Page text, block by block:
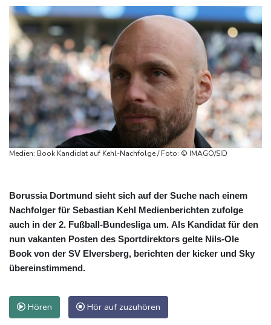
Medien: Book Kandidat auf Kehl-Nachfolge / Foto: © IMAGO/SID
Borussia Dortmund sieht sich auf der Suche nach einem
Nachfolger für Sebastian Kehl Medienberichten zufolge
auch in der 2. Fußball-Bundesliga um. Als Kandidat für den
nun vakanten Posten des Sportdirektors gelte Nils-Ole
Book von der SV Elversberg, berichten der kicker und Sky
übereinstimmend.
Hören Hör auf zuzuhören